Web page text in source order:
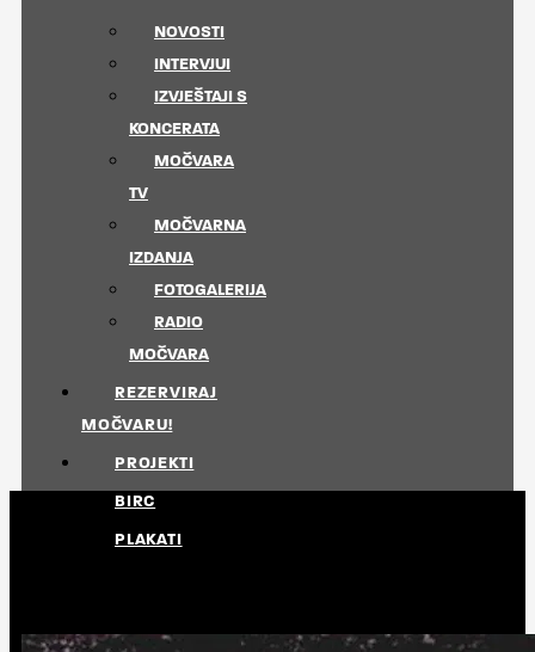
NOVOSTI
INTERVJUI
IZVJEŠTAJI S
KONCERATA
MOČVARA
TV
MOČVARNA
IZDANJA
FOTOGALERIJA
RADIO
MOČVARA
REZERVIRAJ
MOČVARU!
PROJEKTI
BIRC
PLAKATI